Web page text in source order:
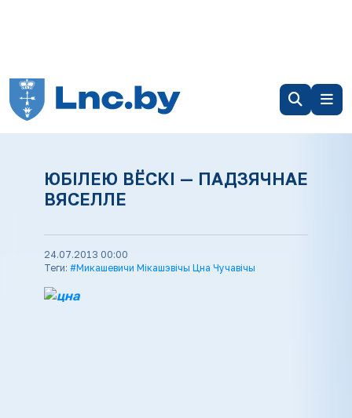
ЮБІЛЕЮ ВЁСКІ — ПАДЗЯЧНАЕ
ВЯСЕЛЛЕ
24.07.2013 00:00
Теги: #Микашевичи Мікашэвічы Цна Чучавічы